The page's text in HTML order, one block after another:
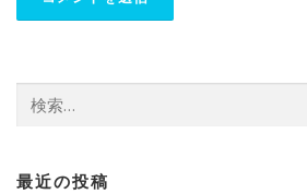
最近の投稿